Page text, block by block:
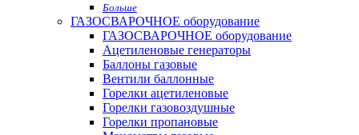
Больше
ГАЗОСВАРОЧНОЕ оборудование
ГАЗОСВАРОЧНОЕ оборудование
Ацетиленовые генераторы
Баллоны газовые
Вентили баллонные
Горелки ацетиленовые
Горелки газовоздушные
Горелки пропановые